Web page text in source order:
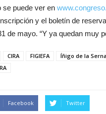
se puede ver en
y el boletín de
de mayo. “Y ya quedan muy
CIRA FIGIEFA Íñigo de la Serna
Facebook Twitter